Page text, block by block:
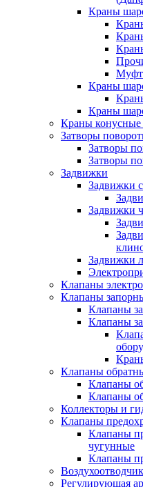
Краны
Краны
Краны
Краны конусные
Затворы
Затворы
Затворы
Задвижки
Задвижки
Задвижки
Задвижки
Клапаны
Клапаны
Клапаны
Клапаны
Клапаны
Клапаны
Клапаны
Коллекторы и
Клапаны
Клапаны
чугунные
Клапаны
Регулирующая